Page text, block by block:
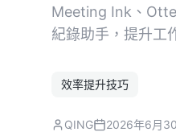
Meeting Ink、
紀錄助手，提升工
效率提升技巧
QING 2026年6月